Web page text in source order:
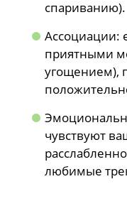
спариванию).
Ассоциации:
приятными
угощением),
чувствуют
любимые